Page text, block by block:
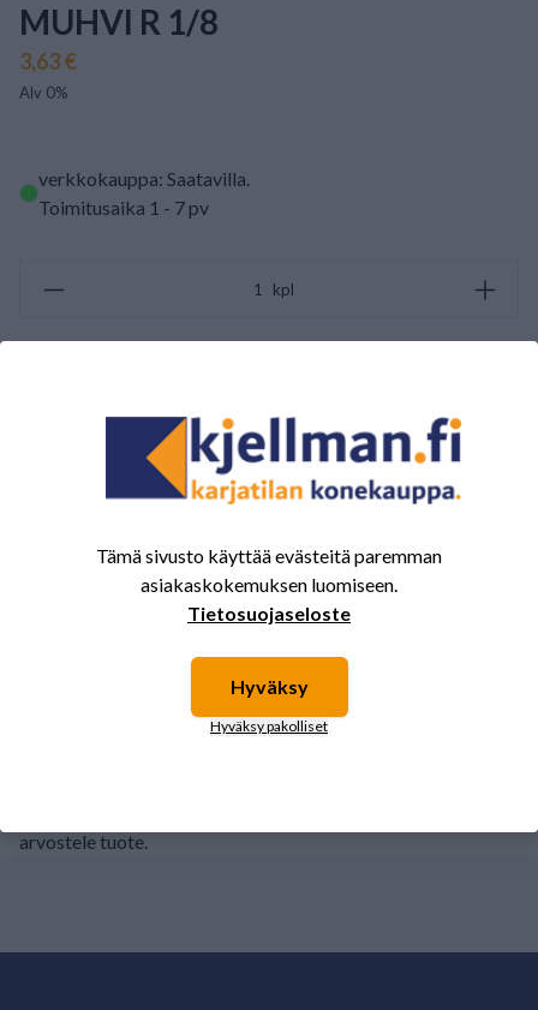
MUHVI R 1/8
3,63 €
Alv 0%
verkkokauppa: Saatavilla.
Toimitusaika 1 - 7 pv
kpl
ARVOSTELUJEN YHTEENVETO
(0/5) Yhteensä 0 Arvostelut
arvostele tuote.
Tämä sivusto käyttää evästeitä paremman
asiakaskokemuksen luomiseen.
Tietosuojaseloste
Hyväksy
Hyväksy pakolliset